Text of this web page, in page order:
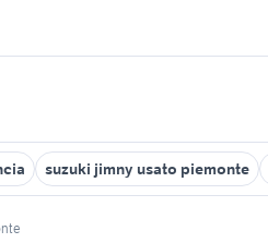
suzuki jimny usato piemonte